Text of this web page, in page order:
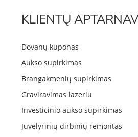
KLIENTŲ
Dovanų kuponas
Aukso supirkimas
Brangakmenių supirkimas
Graviravimas lazeriu
Investicinio aukso supirkimas
Juvelyrinių dirbinių remontas